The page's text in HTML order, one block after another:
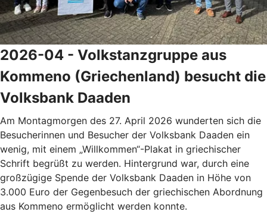
2026-04 - Volkstanzgruppe aus
Kommeno (Griechenland) besucht die
Volksbank Daaden
Am Montagmorgen des 27. April 2026 wunderten sich die
Besucherinnen und Besucher der Volksbank Daaden ein
wenig, mit einem „Willkommen“-Plakat in griechischer
Schrift begrüßt zu werden. Hintergrund war, durch eine
großzügige Spende der Volksbank Daaden in Höhe von
3.000 Euro der Gegenbesuch der griechischen Abordnung
aus Kommeno ermöglicht werden konnte.